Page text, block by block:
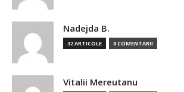
Nadejda B.
32 ARTICOLE 0 COMENTARII
Vitalii Mereutanu